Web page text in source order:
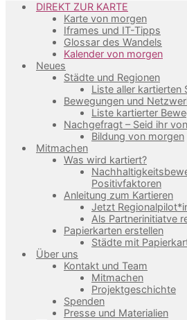
DIREKT ZUR KARTE
Karte von morgen
Iframes und IT-Tipps
Glossar des Wandels
Kalender von morgen
Neues
Städte und Regionen
Liste aller kartierten
Bewegungen und
Liste kartierter
Nachgefragt – Seid ihr
Bildung von morgen
Mitmachen
Was wird kartiert?
Positivfaktoren
Anleitung zum Kartieren
Jetzt
Als Partnerinitiatve
Papierkarten erstellen
Städte mit
Über uns
Kontakt und Team
Mitmachen
Projektgeschichte
Spenden
Presse und Materialien